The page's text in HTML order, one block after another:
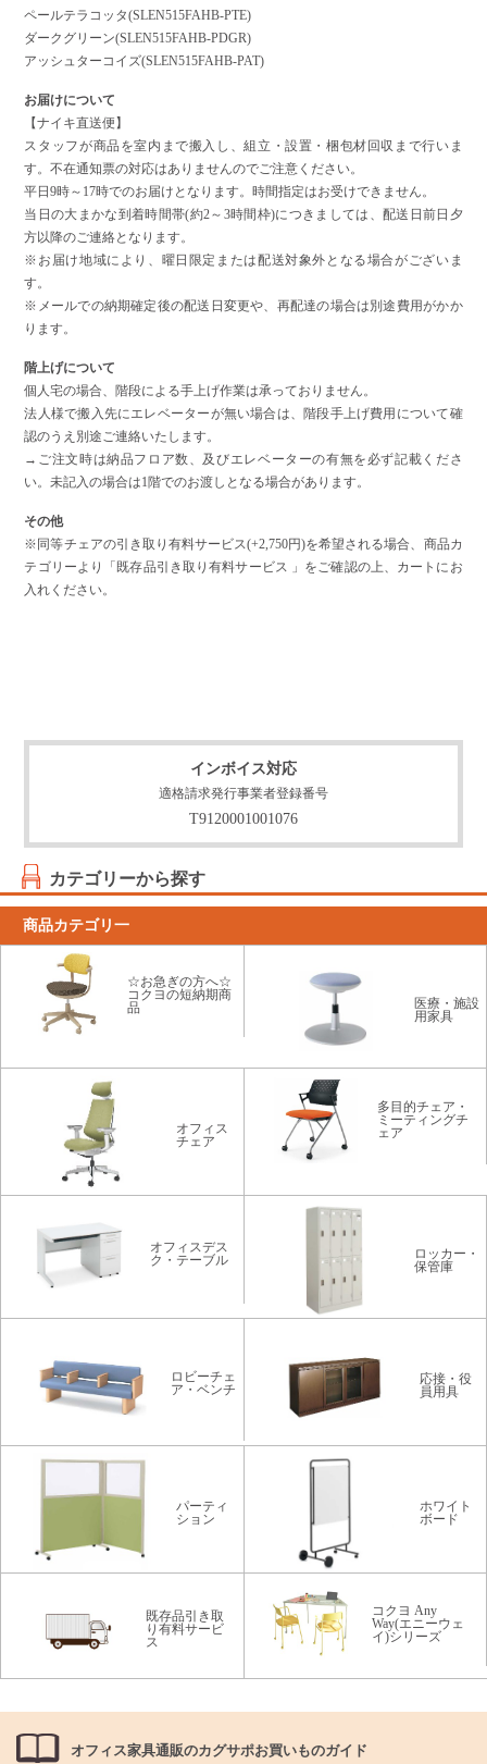
ペールテラコッタ(SLEN515FAHB-PTE)
ダークグリーン(SLEN515FAHB-PDGR)
アッシュターコイズ(SLEN515FAHB-PAT)
お届けについて
【ナイキ直送便】
スタッフが商品を室内まで搬入し、組立・設置・梱包材回収まで行いま
す。不在通知票の対応はありませんのでご注意ください。
平日9時～17時でのお届けとなります。時間指定はお受けできません。
当日の大まかな到着時間帯(約2～3時間枠)につきましては、配送日前日夕
方以降のご連絡となります。
※お届け地域により、曜日限定または配送対象外となる場合がございま
す。
※メールでの納期確定後の配送日変更や、再配達の場合は別途費用がかか
ります。
階上げについて
個人宅の場合、階段による手上げ作業は承っておりません。
法人様で搬入先にエレベーターが無い場合は、階段手上げ費用について確
認のうえ別途ご連絡いたします。
→ご注文時は納品フロア数、及びエレベーターの有無を必ず記載くださ
い。未記入の場合は1階でのお渡しとなる場合があります。
その他
※同等チェアの引き取り有料サービス(+2,750円)を希望される場合、商品カ
テゴリーより「既存品引き取り有料サービス 」をご確認の上、カートにお
入れください。
インボイス対応
適格請求発行事業者登録番号
T9120001001076
カテゴリーから探す
商品カテゴリ一
☆お急ぎの方へ☆
コクヨの短納期商
品
医療・施設
用家具
オフィス
チェア
多目的チェア・
ミーティングチ
ェア
オフィスデス
ク・テーブル
ロッカー・
保管庫
ロビーチェ
ア・ベンチ
応接・役
員用具
パーティ
ション
ホワイト
ボード
既存品引き取
り有料サービ
ス
コクヨ Any
Way(エニーウェ
イ)シリーズ
オフィス家具通販のカグサポお買いものガイド